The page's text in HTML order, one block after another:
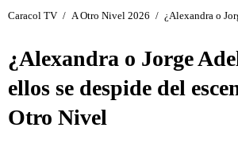
Caracol TV / A Otro Nivel 2026 / ¿Alexandra o
¿Alexandra o Jorge
ellos se despide del
Otro Nivel